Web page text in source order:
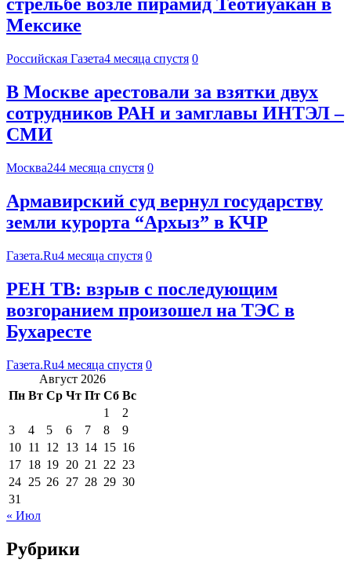
стрельбе возле пирамид Теотиуакан в
Мексике
Российская Газета4 месяца спустя 0
В Москве арестовали за взятки двух
сотрудников РАН и замглавы ИНТЭЛ –
СМИ
Москва244 месяца спустя 0
Армавирский суд вернул государству
земли курорта “Архыз” в КЧР
Газета.Ru4 месяца спустя 0
РЕН ТВ: взрыв с последующим
возгоранием произошел на ТЭС в
Бухаресте
Газета.Ru4 месяца спустя 0
Август 2026
Пн Вт Ср Чт Пт Сб Вс
1
2
3
4 5 6 7 8
9
10 11 12 13 14 15 16
17 18 19 20 21 22 23
24 25 26 27 28 29 30
31
« Июл
Рубрики